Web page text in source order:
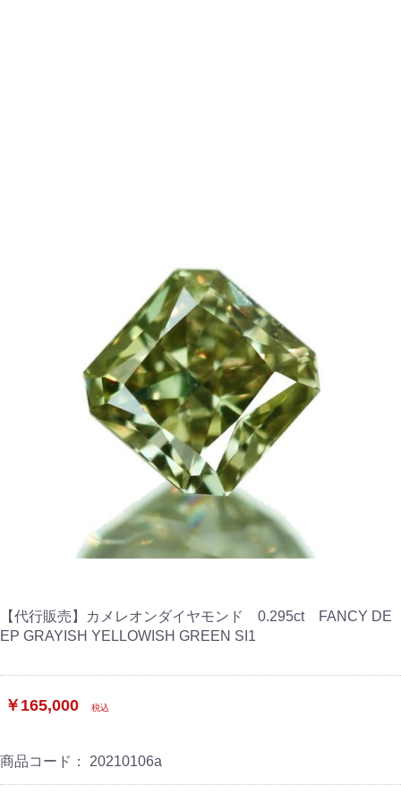
【代行販売】カメレオンダイヤモンド 0.295ct FANCY DE
EP GRAYISH YELLOWISH GREEN SI1
￥165,000 税込
商品コード： 20210106a